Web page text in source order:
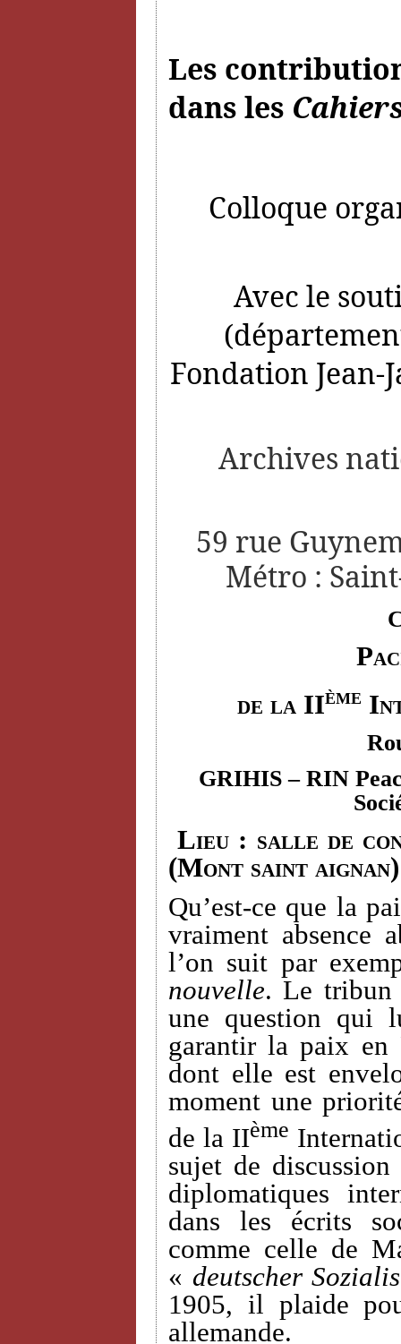
Les
dans les
Colloque
Avec le
Fondation Jean-
Archives
59 rue
Métro :
de la IIème
GRIHIS – RIN
Lieu : salle de
(Mont saint aignan)
Qu’est-ce que la
vraiment absence
l’on suit par
nouvelle. Le tribun
une question qui
garantir la paix en
dont elle est
moment une
de la IIème
sujet de
diplomatiques
dans les écrits
comme celle de
« deutscher
1905, il plaide
allemande.